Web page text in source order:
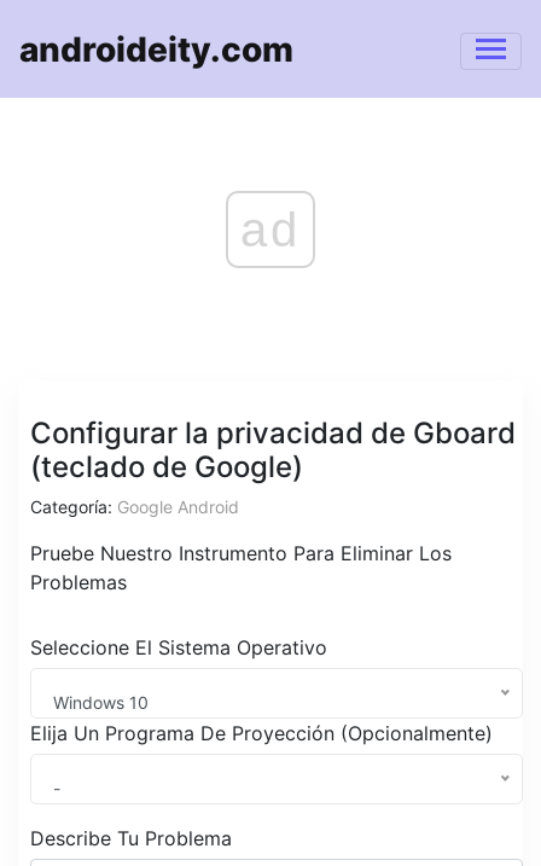
androideity.com
ad
Configurar la privacidad de Gboard
(teclado de Google)
Categoría: Google Android
Pruebe Nuestro Instrumento Para Eliminar Los
Problemas
Seleccione El Sistema Operativo
Windows 10
Elija Un Programa De Proyección (Opcionalmente)
-
Describe Tu Problema